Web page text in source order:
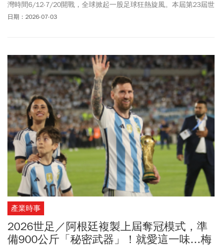
灣時間6/12-7/20開戰，全球掀起一股足球狂熱旋風。本屆第23屆世
足賽首次由美國、加拿大、墨西哥聯合主辦，48支球隊龐大陣容表
星，職業生涯的「最後一戰」，也將迎來世代傳承的一屆，像是00
後超級新星像是拉明·耶馬（Lamine Yamal ）、哈蘭德（Erling
Haaland）的表現也備受期待。世足賽戰火在台灣時間周五(6/12)凌
晨3點正式點燃，關於世足賽程時間、分組名單、賽制規則變化、3
隻吉祥物介紹、現場觀賽注意事項，以及有哪些轉播和直播平台可
觀看，請看《今周刊》一文整理。
日期：2026-07-03
產業時事
2026世足／阿根廷複製上屆奪冠模式，準
備900公斤「秘密武器」！就愛這一味...梅